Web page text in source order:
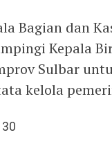
Bagian dan
Kepala
Sulbar
kelola